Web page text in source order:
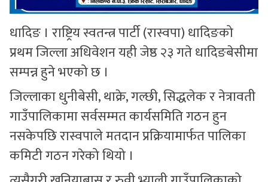
धादिङ । राष्ट्रिय स्वतन्त्र पार्टी (रास्वपा) धादिङको
प्रथम जिल्ला अधिवेशन यही जेष्ठ २३ गते धादिङबेसीमा
सम्पन्न हुने भएको छ ।
जिल्लाका धुनीबेसी, थाक्रे, गल्छी, सिद्धलेक र नेत्रावती
गाउँपालिकामा सर्वसम्मत कार्यसमिति गठन हुन
नसकेपछि रास्वपाले मतदान प्रक्रियामार्फत पालिका
कमिटी गठन गरेको थियो ।